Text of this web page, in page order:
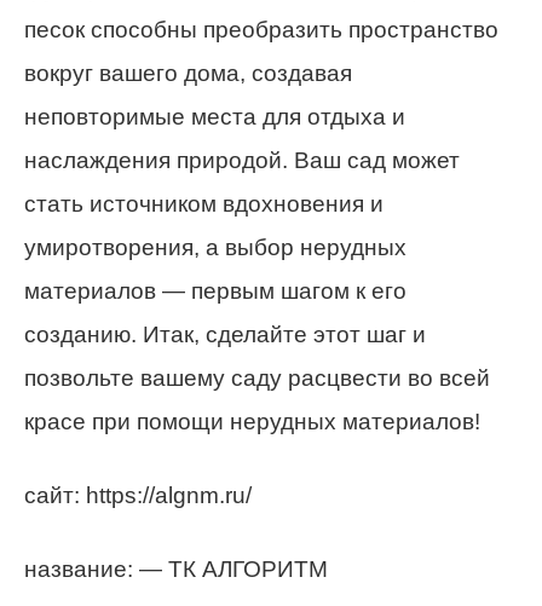
песок способны преобразить пространство
вокруг вашего дома, создавая
неповторимые места для отдыха и
наслаждения природой. Ваш сад может
стать источником вдохновения и
умиротворения, а выбор нерудных
материалов — первым шагом к его
созданию. Итак, сделайте этот шаг и
позвольте вашему саду расцвести во всей
красе при помощи нерудных материалов!
сайт: https://algnm.ru/
название: — ТК АЛГОРИТМ